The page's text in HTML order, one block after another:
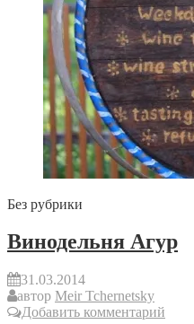
Без рубрики
Винодельня Агур
31.03.2014
автор Meir Tchernetsky
Добавить комментарий